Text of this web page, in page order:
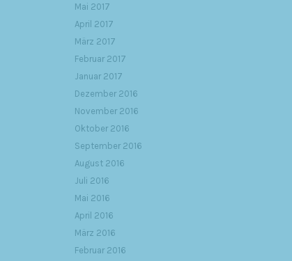
Mai 2017
April 2017
März 2017
Februar 2017
Januar 2017
Dezember 2016
November 2016
Oktober 2016
September 2016
August 2016
Juli 2016
Mai 2016
April 2016
März 2016
Februar 2016